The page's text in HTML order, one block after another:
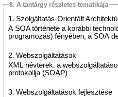
8. A tantárgy részletes tematikája
1. Szolgáltatás-Orientált
A SOA története a korábbi
programozás) fényében, a SOA
2. Webszolgáltatások
XML névterek, a
protokollja (SOAP)
3. Webszolgáltatások fejlesztése